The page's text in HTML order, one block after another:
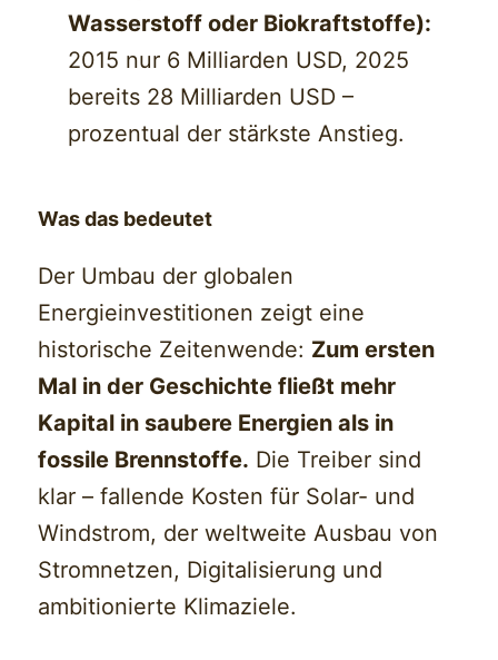
Wasserstoff oder Biokraftstoffe):
2015 nur 6 Milliarden USD, 2025
bereits 28 Milliarden USD –
prozentual der stärkste Anstieg.
Was das bedeutet
Der Umbau der globalen
Energieinvestitionen zeigt eine
historische Zeitenwende: Zum ersten
Mal in der Geschichte fließt mehr
Kapital in saubere Energien als in
fossile Brennstoffe. Die Treiber sind
klar – fallende Kosten für Solar- und
Windstrom, der weltweite Ausbau von
Stromnetzen, Digitalisierung und
ambitionierte Klimaziele.